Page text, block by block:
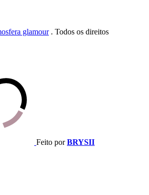
glamour . Todos os direitos
Feito porBRYSII